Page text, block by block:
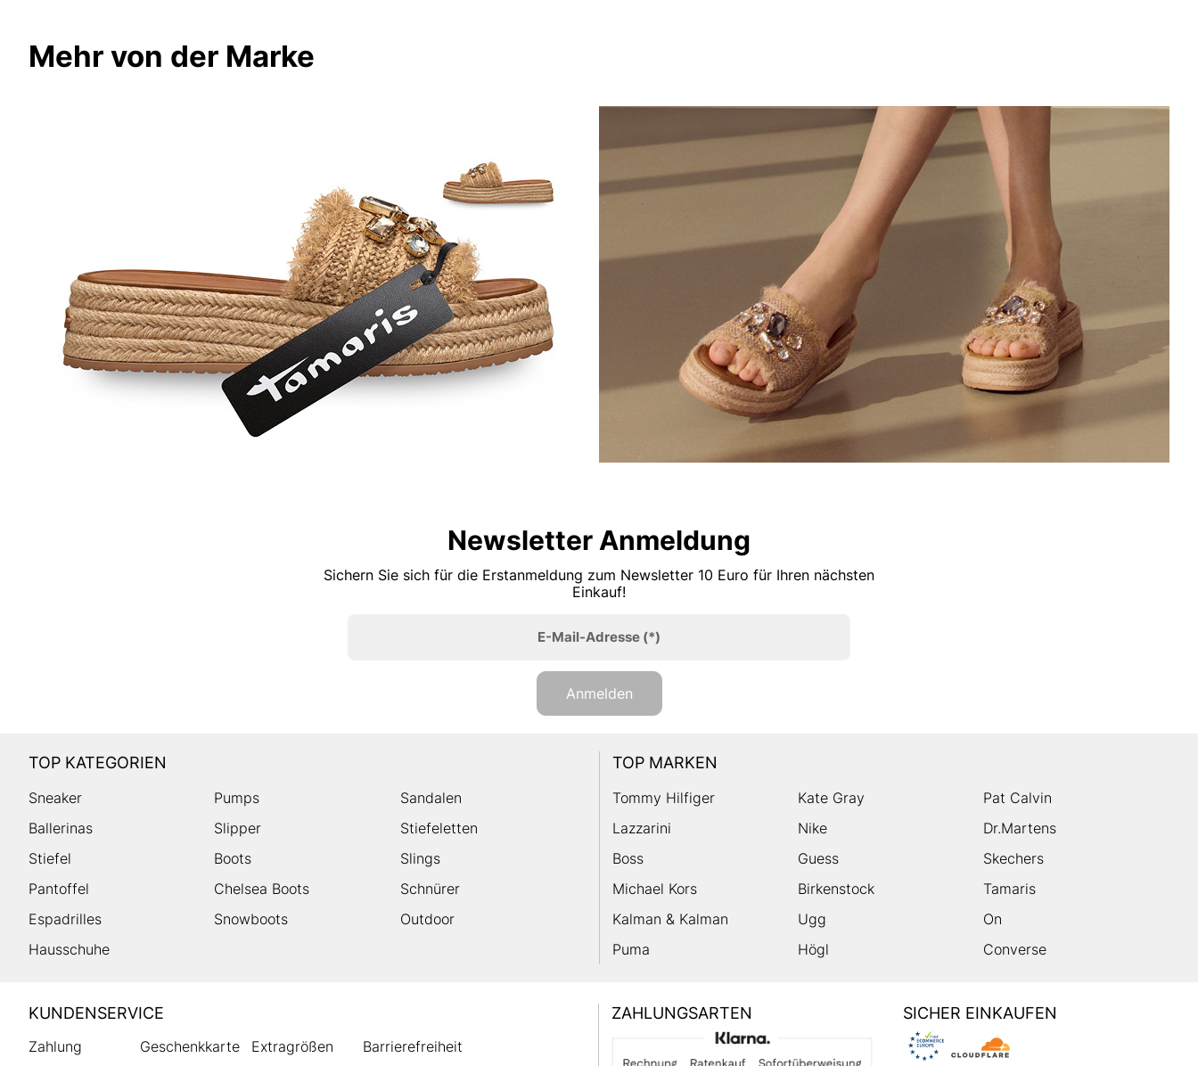
Mehr von der Marke
Newsletter Anmeldung
Sichern Sie sich für die Erstanmeldung zum Newsletter 10 Euro für Ihren nächsten
Einkauf!
E-Mail-Adresse(*)
Anmelden
TOP KATEGORIEN
Sneaker Pumps
Sandalen
Ballerinas
Slipper
Stiefeletten
Stiefel
Boots
Slings
Pantoffel
Chelsea Boots
Schnürer
Espadrilles
Snowboots
Outdoor
Hausschuhe
TOP MARKEN
Tommy Hilfiger Kate Gray
Pat Calvin
Lazzarini
Nike
Dr.Martens
Boss
Guess
Skechers
Michael Kors
Birkenstock
Tamaris
Kalman & Kalman
Ugg
On
Puma
Högl Converse
HUMANIC
Footer
KUNDENSERVICE
Zahlung Geschenkkarte Extragrößen Barrierefreiheit
ZAHLUNGSARTEN SICHER EINKAUFEN